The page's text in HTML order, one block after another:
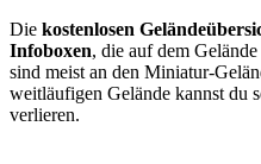
Die kostenlosen
Infoboxen, die auf dem
sind meist an den Miniatur-
weitläufigen Gelände kannst du
verlieren.